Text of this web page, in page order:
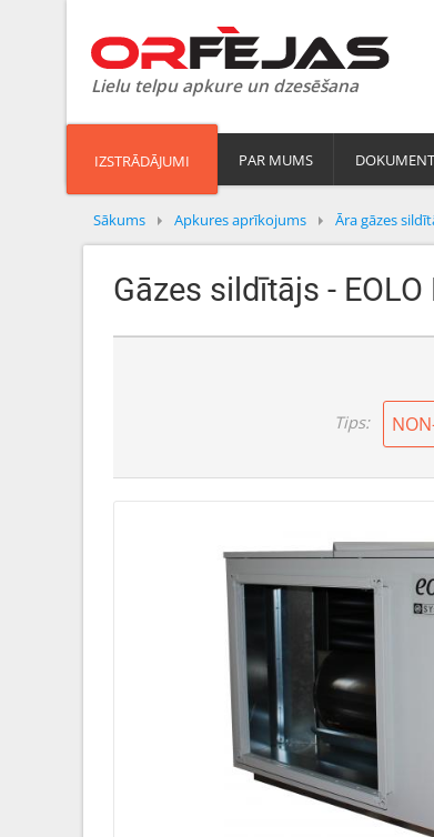
Lielu telpu apkure un dzesēšana
IZSTRĀDĀJUMI PAR MUMS
Sākums Apkures aprīkojums Āra gāzes
Gāzes sildītājs -
Tips: